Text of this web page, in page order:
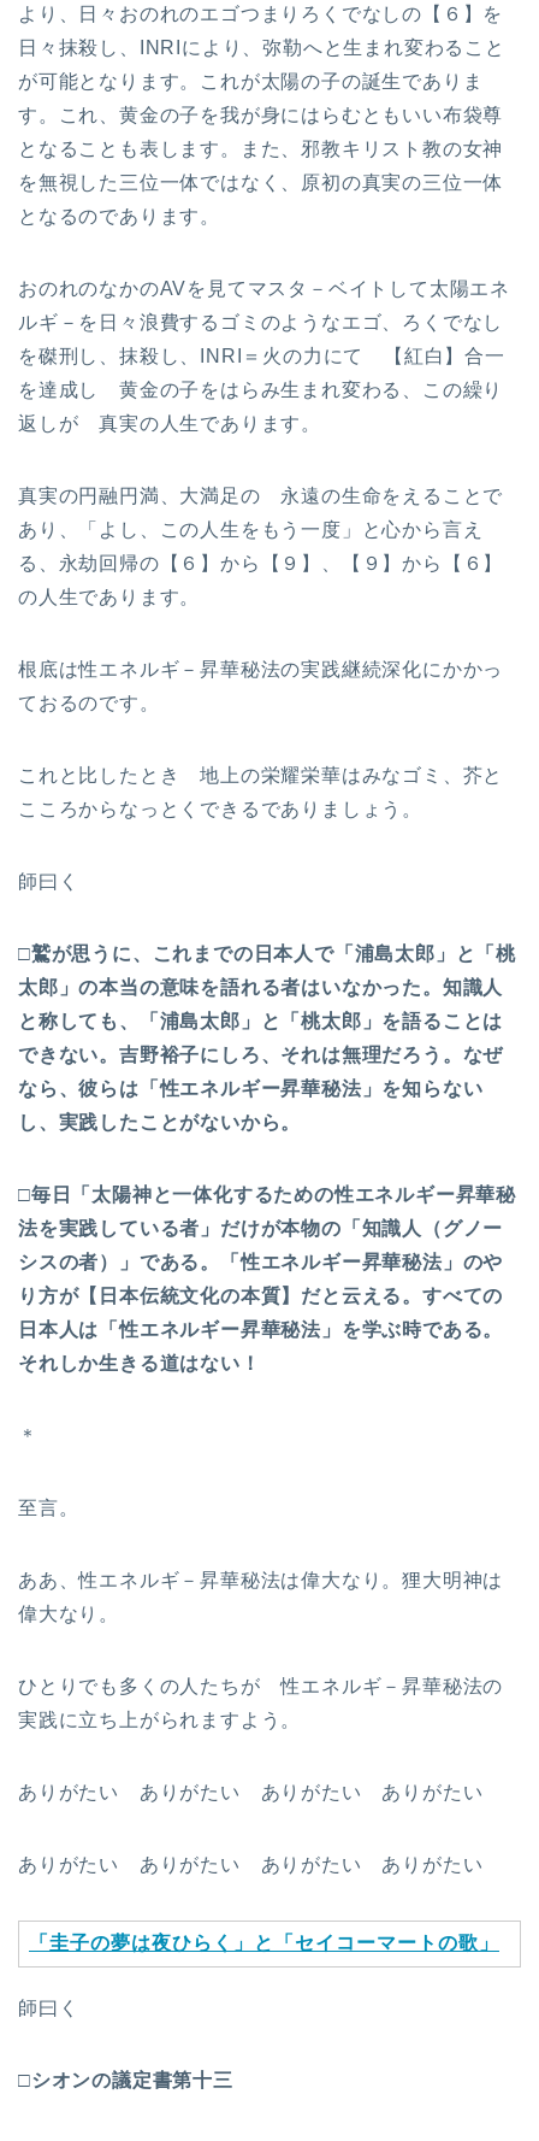
より、日々おのれのエゴつまりろくでなしの【６】を
日々抹殺し、INRIにより、弥勒へと生まれ変わること
が可能となります。これが太陽の子の誕生でありま
す。これ、黄金の子を我が身にはらむともいい布袋尊
となることも表します。また、邪教キリスト教の女神
を無視した三位一体ではなく、原初の真実の三位一体
となるのであります。
おのれのなかのAVを見てマスタ－ベイトして太陽エネ
ルギ－を日々浪費するゴミのようなエゴ、ろくでなし
を磔刑し、抹殺し、INRI＝火の力にて 【紅白】合一
を達成し 黄金の子をはらみ生まれ変わる、この繰り
返しが 真実の人生であります。
真実の円融円満、大満足の 永遠の生命をえることで
あり、「よし、この人生をもう一度」と心から言え
る、永劫回帰の【６】から【９】、【９】から【６】
の人生であります。
根底は性エネルギ－昇華秘法の実践継続深化にかかっ
ておるのです。
これと比したとき 地上の栄耀栄華はみなゴミ、芥と
こころからなっとくできるでありましょう。
師曰く
□鷲が思うに、これまでの日本人で「浦島太郎」と「桃
太郎」の本当の意味を語れる者はいなかった。知識人
と称しても、「浦島太郎」と「桃太郎」を語ることは
できない。吉野裕子にしろ、それは無理だろう。なぜ
なら、彼らは「性エネルギー昇華秘法」を知らない
し、実践したことがないから。
□毎日「太陽神と一体化するための性エネルギー昇華秘
法を実践している者」だけが本物の「知識人（グノー
シスの者）」である。「性エネルギー昇華秘法」のや
り方が【日本伝統文化の本質】だと云える。すべての
日本人は「性エネルギー昇華秘法」を学ぶ時である。
それしか生きる道はない！
＊
至言。
ああ、性エネルギ－昇華秘法は偉大なり。狸大明神は
偉大なり。
ひとりでも多くの人たちが 性エネルギ－昇華秘法の
実践に立ち上がられますよう。
ありがたい ありがたい ありがたい ありがたい
ありがたい ありがたい ありがたい ありがたい
「圭子の夢は夜ひらく」と「セイコーマートの歌」
師曰く
□シオンの議定書第十三